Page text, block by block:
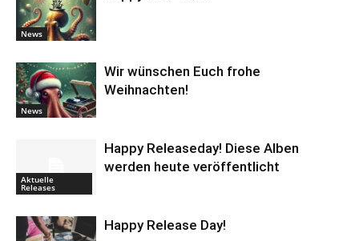
News
News
Wir wünschen Euch frohe
Weihnachten!
Aktuelle
Releases
Happy Releaseday! Diese Alben
werden heute veröffentlicht
Happy Release Day!